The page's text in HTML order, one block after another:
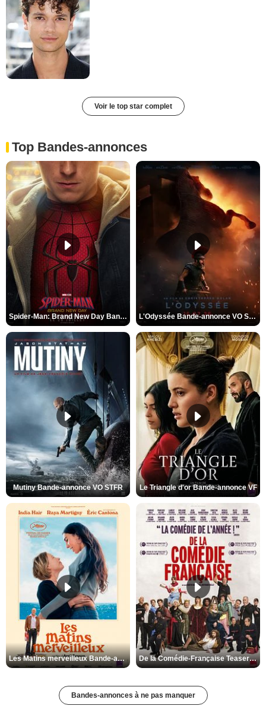
Voir le top star complet
Top Bandes-annonces
Spider-Man: Brand New Day Bande-annonce VO STFR L'Odyssée Bande-annonce VO STFR
Mutiny Bande-annonce VO STFR Le Triangle d'or Bande-annonce VF
Les Matins merveilleux Bande-annonce VF De la Comédie-Française Teaser VF
Bandes-annonces à ne pas manquer